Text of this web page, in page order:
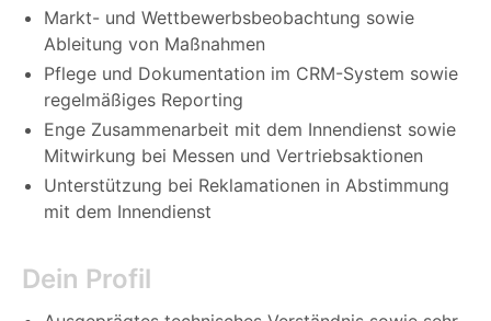
Markt- und Wettbewerbsbeobachtung sowie
Ableitung von Maßnahmen
Pflege und Dokumentation im CRM-System sowie
regelmäßiges Reporting
Enge Zusammenarbeit mit dem Innendienst sowie
Mitwirkung bei Messen und Vertriebsaktionen
Unterstützung bei Reklamationen in Abstimmung
mit dem Innendienst
Dein Profil